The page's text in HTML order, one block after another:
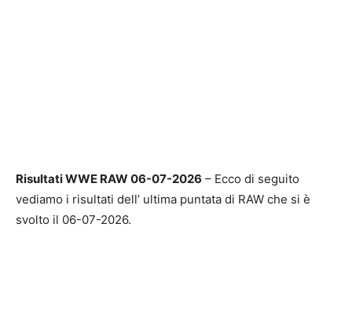
Risultati WWE RAW 06-07-2026 – Ecco di seguito
vediamo i risultati dell’ ultima puntata di RAW che si è
svolto il 06-07-2026.